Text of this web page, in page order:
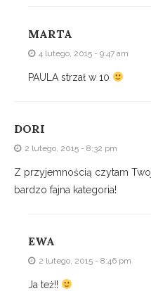
MARTA
4 lutego, 2015 - 9:47 am
PAULA strzał w 10
DORI
2 lutego, 2015 - 8:32 pm
Z przyjemnością czytam
bardzo fajna kategoria!
EWA
2 lutego, 2015 - 8:46 pm
Ja też!!